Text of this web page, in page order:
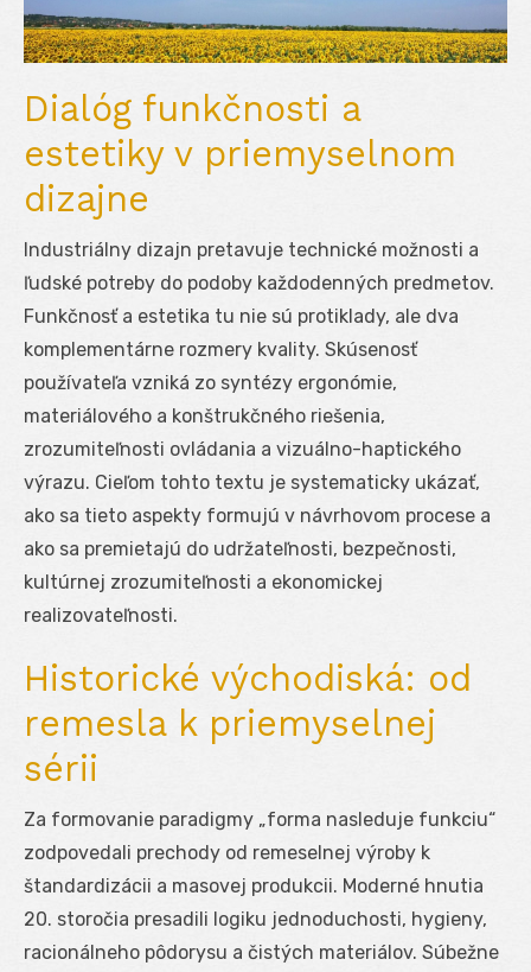
Dialóg funkčnosti a
estetiky v priemyselnom
dizajne
Industriálny dizajn pretavuje technické možnosti a
ľudské potreby do podoby každodenných predmetov.
Funkčnosť a estetika tu nie sú protiklady, ale dva
komplementárne rozmery kvality. Skúsenosť
používateľa vzniká zo syntézy ergonómie,
materiálového a konštrukčného riešenia,
zrozumiteľnosti ovládania a vizuálno-haptického
výrazu. Cieľom tohto textu je systematicky ukázať,
ako sa tieto aspekty formujú v návrhovom procese a
ako sa premietajú do udržateľnosti, bezpečnosti,
kultúrnej zrozumiteľnosti a ekonomickej
realizovateľnosti.
Historické východiská: od
remesla k priemyselnej
sérii
Za formovanie paradigmy „forma nasleduje funkciu“
zodpovedali prechody od remeselnej výroby k
štandardizácii a masovej produkcii. Moderné hnutia
20. storočia presadili logiku jednoduchosti, hygieny,
racionálneho pôdorysu a čistých materiálov. Súbežne